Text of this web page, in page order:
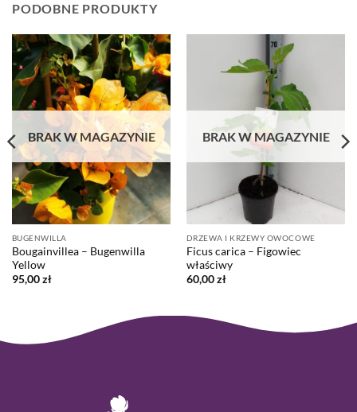
PODOBNE PRODUKTY
BRAK W MAGAZYNIE
BUGENWILLA
Bougainvillea – Bugenwilla
Yellow
95,00zł
BRAK W MAGAZYNIE
DRZEWA I KRZEWY OWOCOWE
Ficus carica – Figowiec
właściwy
60,00zł